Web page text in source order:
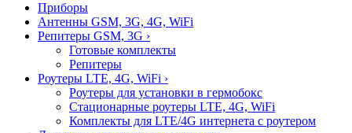
Приборы
Антенны GSM, 3G, 4G, WiFi
Репитеры GSM, 3G ›
Готовые комплекты
Репитеры
Роутеры LTE, 4G, WiFi ›
Роутеры для установки в гермобокс
Стационарные роутеры LTE, 4G, WiFi
Комплекты для LTE/4G интернета с роутером